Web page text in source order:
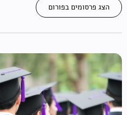
הצג פרסומים בפורום